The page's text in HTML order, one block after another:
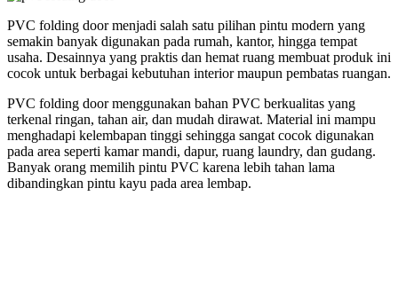
PVC folding door menjadi salah satu pilihan pintu modern yang
semakin banyak digunakan pada rumah, kantor, hingga tempat
usaha. Desainnya yang praktis dan hemat ruang membuat produk ini
cocok untuk berbagai kebutuhan interior maupun pembatas ruangan.
PVC folding door menggunakan bahan PVC berkualitas yang
terkenal ringan, tahan air, dan mudah dirawat. Material ini mampu
menghadapi kelembapan tinggi sehingga sangat cocok digunakan
pada area seperti kamar mandi, dapur, ruang laundry, dan gudang.
Banyak orang memilih pintu PVC karena lebih tahan lama
dibandingkan pintu kayu pada area lembap.